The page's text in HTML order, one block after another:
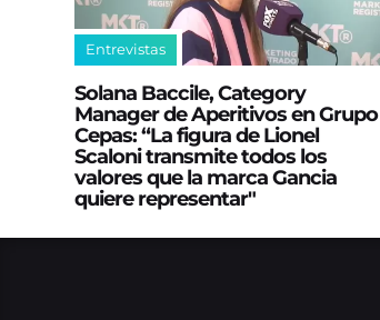
Entrevistas
Solana Baccile, Category
Manager de Aperitivos en Grupo
Cepas: “La figura de Lionel
Scaloni transmite todos los
valores que la marca Gancia
quiere representar"